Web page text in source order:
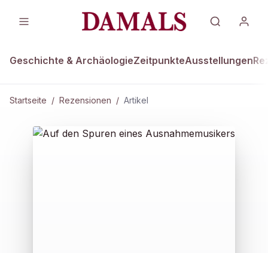
Geschichte & ArchäologieZeitpunkteAusstellungen
Startseite / Rezensionen / Artikel